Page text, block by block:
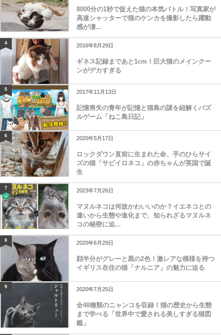
8000分の1秒で捉えた猫の本気バトル！写真家が
高速シャッターで猫のケンカを撮影したら躍動
感が凄...
4 2016年8月29日
ギネス記録まであと1cm！巨大猫のメインクー
ンがデカすぎる
5 2017年11月13日
記憶喪失の青年が記憶と猫島の謎を紐解くパズ
ルゲーム「ねこ島日記」
6 2020年5月17日
ロックダウン直前に生まれた命、手のひらサイ
ズの猫「サビイロネコ」の赤ちゃんが英国で誕
生
7 2023年7月26日
マヌルネコは何故かわいいのか？イエネコとの
違いから生態や進化まで、知られざるマヌルネ
コの秘密に迫...
8 2020年6月29日
顔半分がグレーと黒の2色！激レアな模様を持つ
イギリス在住の猫「ナルニア」の魅力に迫る
9 2020年7月25日
全48種類のニャンコを収録！猫の歴史から生態
まで学べる「世界中で愛される美しすぎる猫図
鑑」